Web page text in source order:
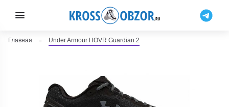
Главная Under Armour HOVR Guardian 2